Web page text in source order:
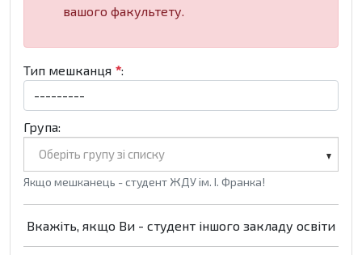
вашого факультету.
Тип мешканця *:
Група:
Оберіть групу зі списку
Якщо мешканець - студент ЖДУ ім. І. Франка!
Вкажіть, якщо Ви - студент іншого закладу освіти